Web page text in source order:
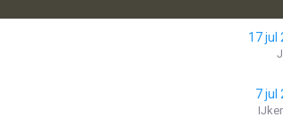
17 jul
7 jul